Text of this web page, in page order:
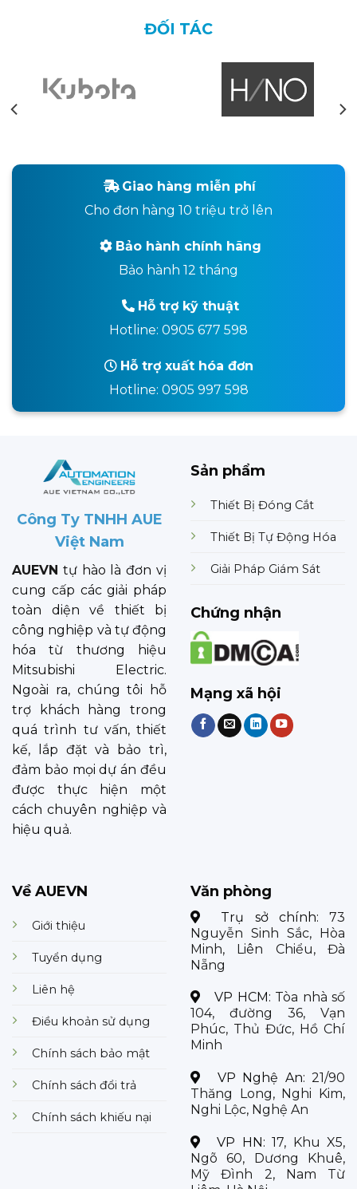
ĐỐI TÁC
Giao hàng miễn phí
Cho đơn hàng 10 triệu trở lên
Bảo hành chính hãng
Bảo hành 12 tháng
Hỗ trợ kỹ thuật
Hotline: 0905 677 598
Hỗ trợ xuất hóa đơn
Hotline: 0905 997 598
Công Ty TNHH AUE
Việt Nam
AUEVN tự hào là đơn vị
cung cấp các giải pháp
toàn diện về thiết bị
công nghiệp và tự động
hóa từ thương hiệu
Mitsubishi Electric.
Ngoài ra, chúng tôi hỗ
trợ khách hàng trong
quá trình tư vấn, thiết
kế, lắp đặt và bảo trì,
đảm bảo mọi dự án đều
được thực hiện một
cách chuyên nghiệp và
hiệu quả.
Sản phẩm
Thiết Bị Đóng Cắt
Thiết Bị Tự Động Hóa
Giải Pháp Giám Sát
Chứng nhận
Mạng xã hội
Về AUEVN
Giới thiệu
Tuyển dụng
Liên hệ
Điều khoản sử dụng
Chính sách bảo mật
Chính sách đổi trả
Chính sách khiếu nại
Văn phòng
Trụ sở chính: 73
Nguyễn Sinh Sắc, Hòa
Minh, Liên Chiểu, Đà
Nẵng
VP HCM: Tòa nhà số
104, đường 36, Vạn
Phúc, Thủ Đức, Hồ Chí
Minh
VP Nghệ An: 21/90
Thăng Long, Nghi Kim,
Nghi Lộc, Nghệ An
VP HN:17, Khu X5,
Ngõ 60, Dương Khuê,
Mỹ Đình 2, Nam Từ